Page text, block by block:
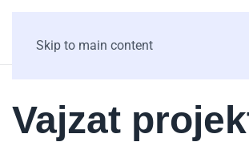
Skip to main content
Vajzat